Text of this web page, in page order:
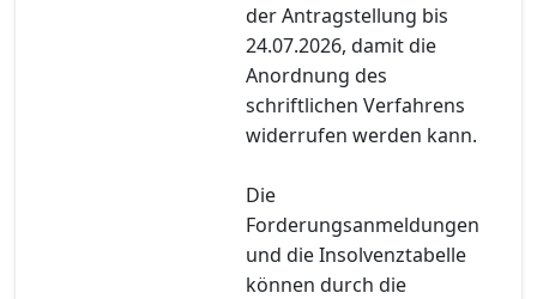
der Antragstellung bis
24.07.2026, damit die
Anordnung des
schriftlichen Verfahrens
widerrufen werden kann.
Die
Forderungsanmeldungen
und die Insolvenztabelle
können durch die